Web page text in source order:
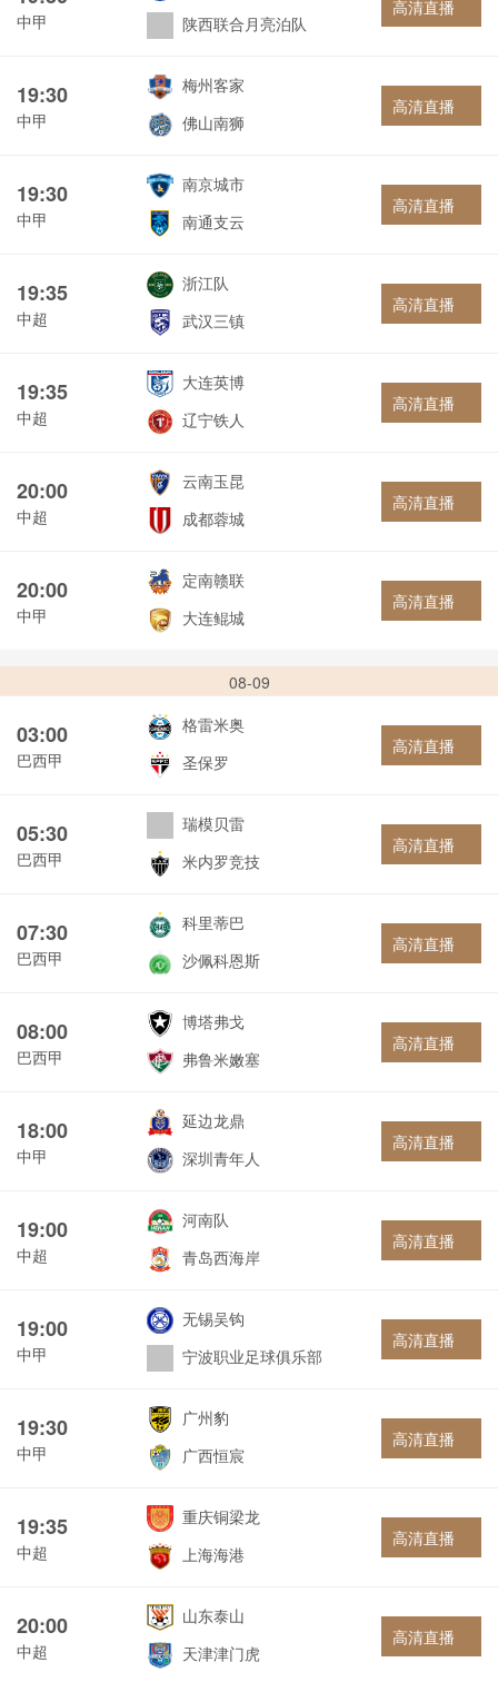
中甲 陕西联合月亮泊队
高清直播
19:30
中甲
梅州客家
佛山南狮
高清直播
19:30
中甲
南京城市
南通支云
高清直播
19:35
中超
浙江队
武汉三镇
高清直播
19:35
中超
大连英博
辽宁铁人
高清直播
20:00
中超
云南玉昆
成都蓉城
高清直播
20:00
中甲
定南赣联
大连鲲城
高清直播
08-09
03:00
巴西甲
格雷米奥
圣保罗
高清直播
05:30
巴西甲
瑞模贝雷
米内罗竞技
高清直播
07:30
巴西甲
科里蒂巴
沙佩科恩斯
高清直播
08:00
巴西甲
博塔弗戈
弗鲁米嫩塞
高清直播
18:00
中甲
延边龙鼎
深圳青年人
高清直播
19:00
中超
河南队
青岛西海岸
高清直播
19:00
中甲
无锡吴钩
宁波职业足球俱乐部
高清直播
19:30
中甲
广州豹
广西恒宸
高清直播
19:35
中超
重庆铜梁龙
上海海港
高清直播
20:00
中超
山东泰山
天津津门虎
高清直播